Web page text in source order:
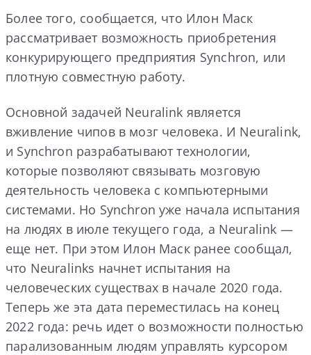
Более того, сообщается, что Илон Маск
рассматривает возможность приобретения
конкурирующего предприятия Synchron, или
плотную совместную работу.
Основной задачей Neuralink является
вживление чипов в мозг человека. И Neuralink,
и Synchron разрабатывают технологии,
которые позволяют связывать мозговую
деятельность человека с компьютерными
системами. Но Synchron уже начала испытания
на людях в июле текущего года, а Neuralink —
еще нет. При этом Илон Маск ранее сообщал,
что Neuralinks начнет испытания на
человеческих существах в начале 2020 года.
Теперь же эта дата переместилась на конец
2022 года: речь идет о возможности полностью
парализованным людям управлять курсором